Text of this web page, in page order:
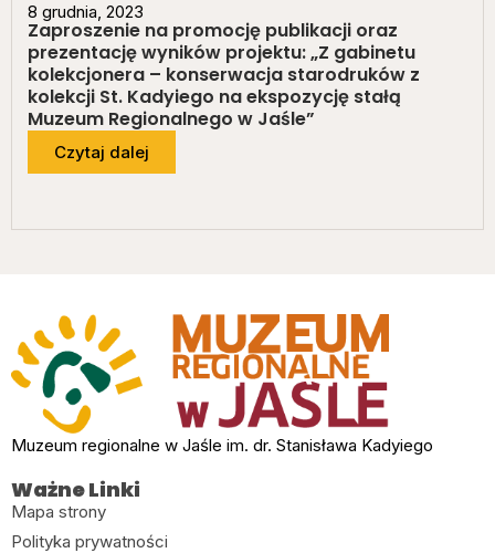
8 grudnia, 2023
Zaproszenie na promocję publikacji oraz
prezentację wyników projektu: „Z gabinetu
kolekcjonera – konserwacja starodruków z
kolekcji St. Kadyiego na ekspozycję stałą
Muzeum Regionalnego w Jaśle”
Czytaj dalej
Muzeum regionalne w Jaśle im. dr. Stanisława Kadyiego
Ważne Linki
Mapa strony
Polityka prywatności